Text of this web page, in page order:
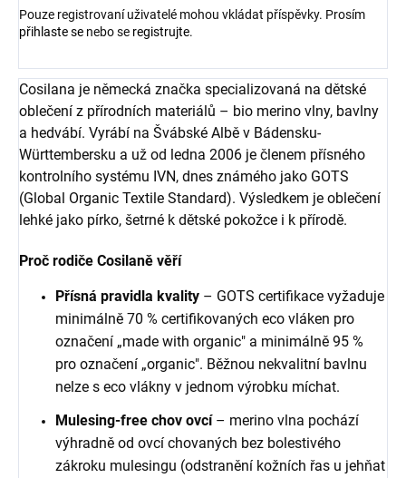
Pouze registrovaní uživatelé mohou vkládat příspěvky. Prosím
přihlaste se nebo se registrujte.
Cosilana je německá značka specializovaná na dětské
oblečení z přírodních materiálů – bio merino vlny, bavlny
a hedvábí. Vyrábí na Švábské Albě v Bádensku-
Württembersku a už od ledna 2006 je členem přísného
kontrolního systému IVN, dnes známého jako GOTS
(Global Organic Textile Standard). Výsledkem je oblečení
lehké jako pírko, šetrné k dětské pokožce i k přírodě.
Proč rodiče Cosilaně věří
Přísná pravidla kvality – GOTS certifikace vyžaduje
minimálně 70 % certifikovaných eco vláken pro
označení „made with organic" a minimálně 95 %
pro označení „organic". Běžnou nekvalitní bavlnu
nelze s eco vlákny v jednom výrobku míchat.
Mulesing-free chov ovcí – merino vlna pochází
výhradně od ovcí chovaných bez bolestivého
zákroku mulesingu (odstranění kožních řas u jehňat